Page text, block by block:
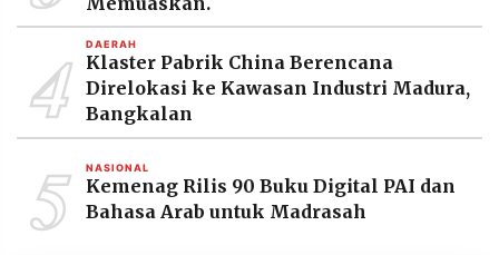
4 DAERAH
Klaster Pabrik China Berencana
Direlokasi ke Kawasan Industri Madura,
Bangkalan
5 NASIONAL
Kemenag Rilis 90 Buku Digital PAI dan
Bahasa Arab untuk Madrasah